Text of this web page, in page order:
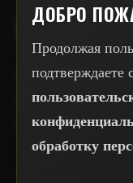
ДОБРО
Продолжая
подтверждаете
обработку
НЕКУЛЬЧА
Более 15 лет
Гарантия